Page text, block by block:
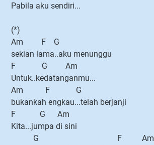
Pabila aku sendiri...
(*)
Am F G
sekian lama..aku menunggu
F G Am
Untuk..kedatanganmu...
Am F G
bukankah engkau...telah berjanji
F G Am
Kita...jumpa di sini
G F Am